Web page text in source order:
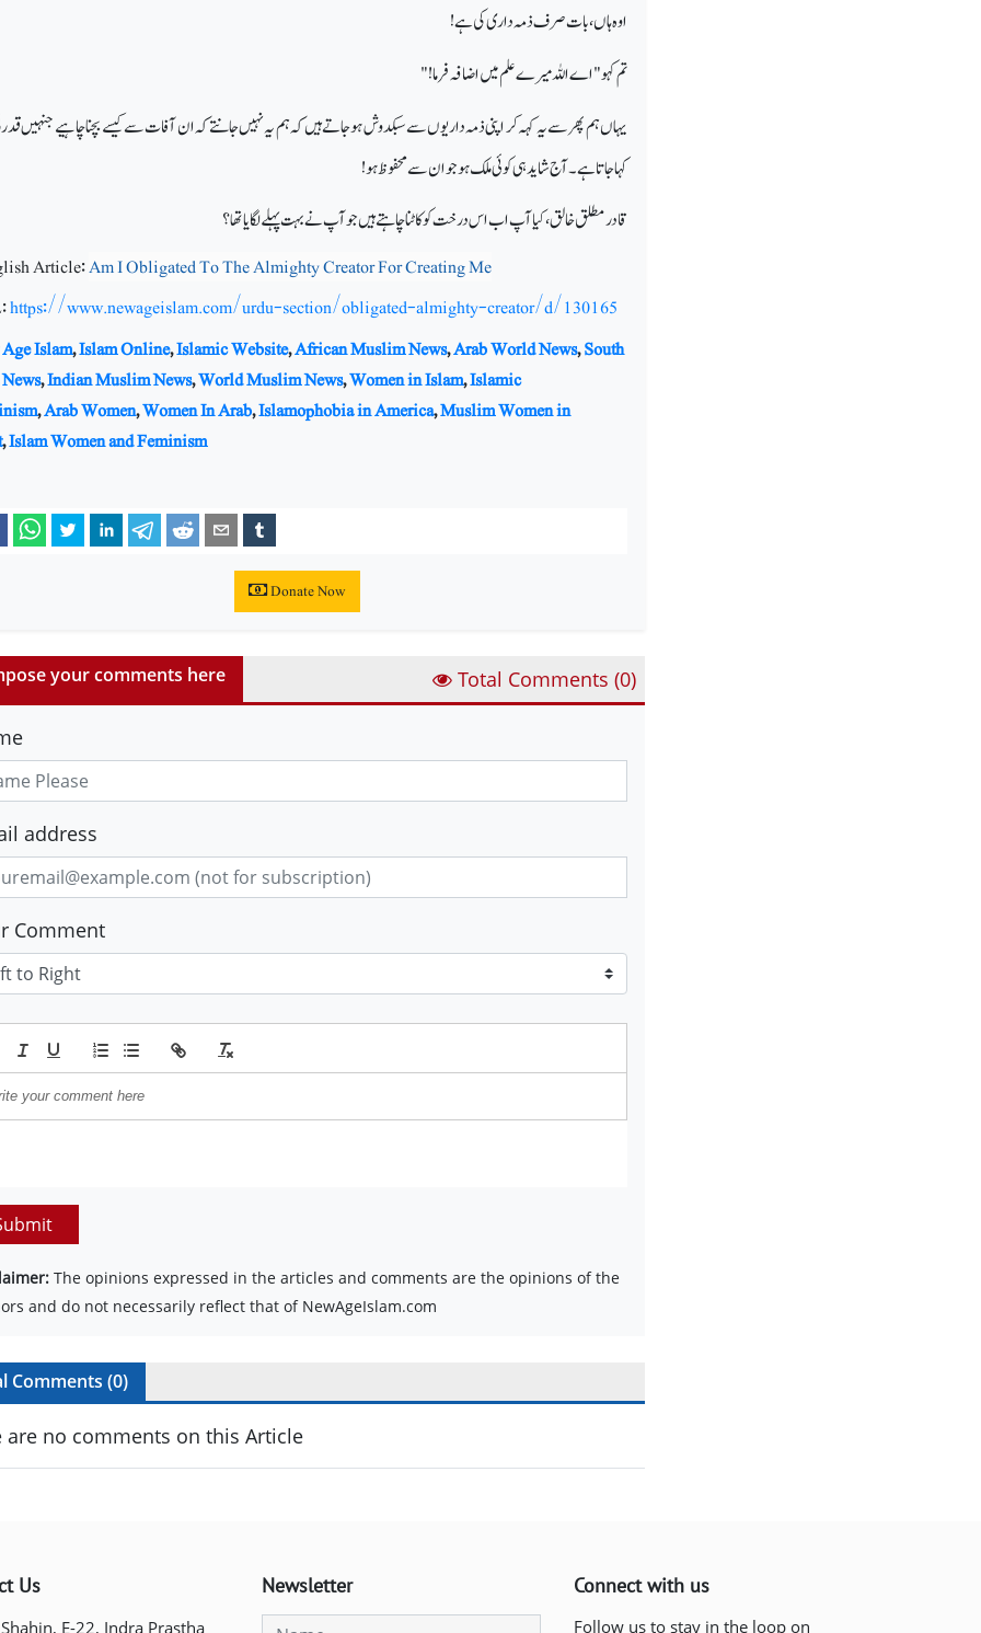
اوہ ہاں، بات صرف ذمہ داری کی ہے!
تم کہو "اے اللہ میرے علم میں اضافہ فرما!"
یہاں ہم پھر سے یہ کہہ کر اپنی ذمہ داریوں سے سبکدوش ہو جاتے ہیں کہ ہم یہ نہیں جانتے کہ ان آفات سے کیسے بچنا چاہیے جنہیں
کہا جاتا ہے۔ آج شاید ہی کوئی ملک ہو جو ان سے محفوظ ہو!
قادر مطلق خالق، کیا آپ اب اس درخت کو کاٹنا چاہتے ہیں جو آپ نے بہت پہلے لگایا تھا؟
Article:Am I Obligated To The Almighty Creator For Creating Me?
https://www.newageislam.com/urdu-section/obligated-almighty-creator/d/130165
Islam,Islam Online,Islamic Website,African Muslim News,Arab World News,South
,Indian Muslim News,World Muslim News,Women in Islam,Islamic
,Arab Women,Women In Arab,Islamophobia in America,Muslim Women in
,Islam Women and Feminism
Donate Now
your comments here Total Comments (0)
address
Comment
The opinions expressed in the articles and comments are the opinions of the
and do not necessarily reflect that of NewAgeIslam.com
Comments (0)
are no comments on this Article
Us
E-22, Indra Prastha
Newsletter Connect with us
Follow us to stay in the loop on